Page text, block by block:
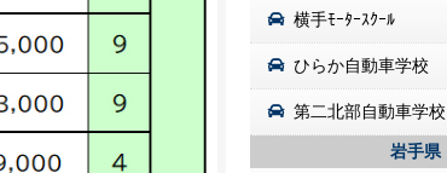
横手ﾓｰﾀｰｽｸｰﾙ
ひらか自動車学校
第二北部自動車学校
岩手県